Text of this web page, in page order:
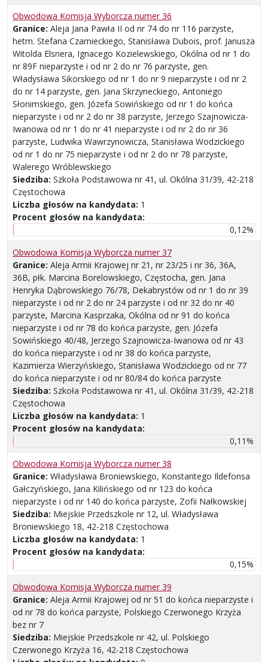
Obwodowa Komisja Wyborcza numer 36
Granice: Aleja Jana Pawła II od nr 74 do nr 116 parzyste,
hetm. Stefana Czarnieckiego, Stanisława Dubois, prof. Janusza
Witolda Elsnera, Ignacego Kozielewskiego, Okólna od nr 1 do
nr 89F nieparzyste i od nr 2 do nr 76 parzyste, gen.
Władysława Sikorskiego od nr 1 do nr 9 nieparzyste i od nr 2
do nr 14 parzyste, gen. Jana Skrzyneckiego, Antoniego
Słonimskiego, gen. Józefa Sowińskiego od nr 1 do końca
nieparzyste i od nr 2 do nr 38 parzyste, Jerzego Szajnowicza-
Iwanowa od nr 1 do nr 41 nieparzyste i od nr 2 do nr 36
parzyste, Ludwika Wawrzynowicza, Stanisława Wodzickiego
od nr 1 do nr 75 nieparzyste i od nr 2 do nr 78 parzyste,
Walerego Wróblewskiego
Siedziba: Szkoła Podstawowa nr 41, ul. Okólna 31/39, 42-218
Częstochowa
Liczba głosów na kandydata: 1
Procent głosów na kandydata:
0,12%
Obwodowa Komisja Wyborcza numer 37
Granice: Aleja Armii Krajowej nr 21, nr 23/25 i nr 36, 36A,
36B, płk. Marcina Borelowskiego, Częstocha, gen. Jana
Henryka Dąbrowskiego 76/78, Dekabrystów od nr 1 do nr 39
nieparzyste i od nr 2 do nr 24 parzyste i od nr 32 do nr 40
parzyste, Marcina Kasprzaka, Okólna od nr 91 do końca
nieparzyste i od nr 78 do końca parzyste, gen. Józefa
Sowińskiego 40/48, Jerzego Szajnowicza-Iwanowa od nr 43
do końca nieparzyste i od nr 38 do końca parzyste,
Kazimierza Wierzyńskiego, Stanisława Wodzickiego od nr 77
do końca nieparzyste i od nr 80/84 do końca parzyste
Siedziba: Szkoła Podstawowa nr 41, ul. Okólna 31/39, 42-218
Częstochowa
Liczba głosów na kandydata: 1
Procent głosów na kandydata:
0,11%
Obwodowa Komisja Wyborcza numer 38
Granice: Władysława Broniewskiego, Konstantego Ildefonsa
Gałczyńskiego, Jana Kilińskiego od nr 123 do końca
nieparzyste i od nr 140 do końca parzyste, Zofii Nałkowskiej
Siedziba: Miejskie Przedszkole nr 12, ul. Władysława
Broniewskiego 18, 42-218 Częstochowa
Liczba głosów na kandydata: 1
Procent głosów na kandydata:
0,15%
Obwodowa Komisja Wyborcza numer 39
Granice: Aleja Armii Krajowej od nr 51 do końca nieparzyste i
od nr 78 do końca parzyste, Polskiego Czerwonego Krzyża
bez nr 7
Siedziba: Miejskie Przedszkole nr 42, ul. Polskiego
Czerwonego Krzyża 16, 42-218 Częstochowa